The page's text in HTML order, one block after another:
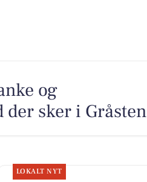
og
der sker i Gråsten
LOKALT NYT